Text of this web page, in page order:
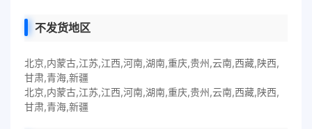
不发货地区
北京,内蒙古,江苏,江西,河南,湖南,重庆,贵州,云南,西藏,陕西,
甘肃,青海,新疆
北京,内蒙古,江苏,江西,河南,湖南,重庆,贵州,云南,西藏,陕西,
甘肃,青海,新疆